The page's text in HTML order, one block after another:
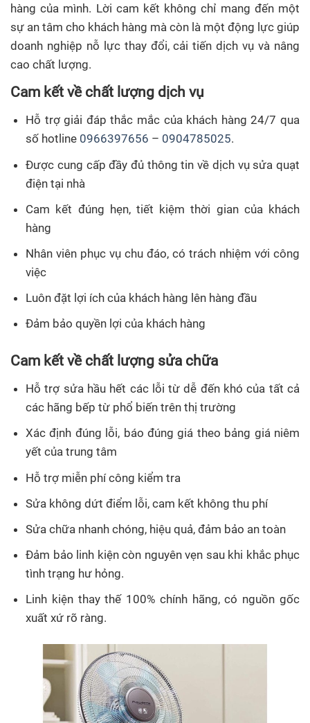
hàng của mình. Lời cam kết không chỉ mang đến một
sự an tâm cho khách hàng mà còn là một động lực giúp
doanh nghiệp nỗ lực thay đổi, cải tiến dịch vụ và nâng
cao chất lượng.
Cam kết về chất lượng dịch vụ
Hỗ trợ giải đáp thắc mắc của khách hàng 24/7 qua
số hotline 0966397656 – 0904785025.
Được cung cấp đầy đủ thông tin về dịch vụ sửa quạt
điện tại nhà
Cam kết đúng hẹn, tiết kiệm thời gian của khách
hàng
Nhân viên phục vụ chu đáo, có trách nhiệm với công
việc
Luôn đặt lợi ích của khách hàng lên hàng đầu
Đảm bảo quyền lợi của khách hàng
Cam kết về chất lượng sửa chữa
Hỗ trợ sửa hầu hết các lỗi từ dễ đến khó của tất cả
các hãng bếp từ phổ biến trên thị trường
Xác định đúng lỗi, báo đúng giá theo bảng giá niêm
yết của trung tâm
Hỗ trợ miễn phí công kiểm tra
Sửa không dứt điểm lỗi, cam kết không thu phí
Sửa chữa nhanh chóng, hiệu quả, đảm bảo an toàn
Đảm bảo linh kiện còn nguyên vẹn sau khi khắc phục
tình trạng hư hỏng.
Linh kiện thay thế 100% chính hãng, có nguồn gốc
xuất xứ rõ ràng.